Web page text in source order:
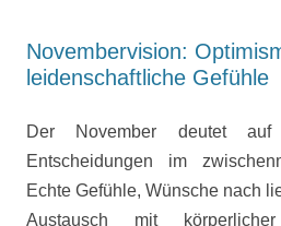
Novembervision:
leidenschaftliche Gefühle
Der November deutet auf
Entscheidungen im
Echte Gefühle, Wünsche nach
Austausch mit